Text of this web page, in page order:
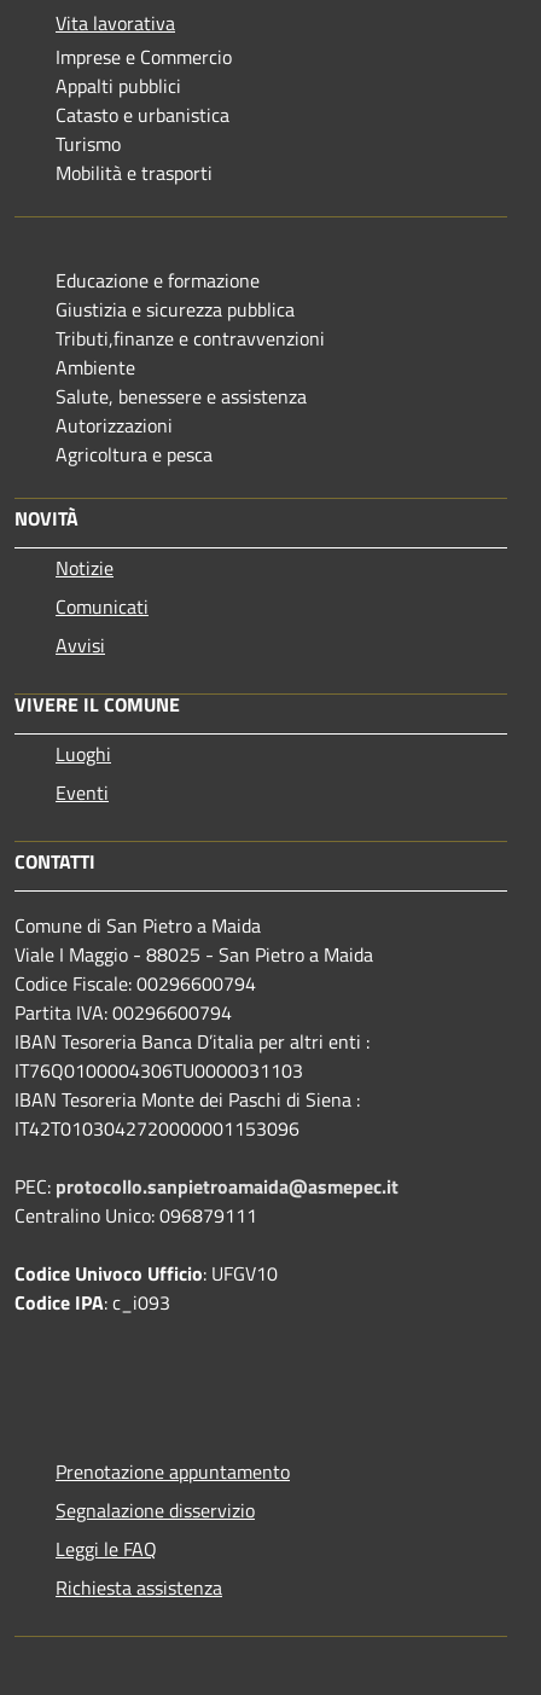
Vita lavorativa
Imprese e Commercio
Appalti pubblici
Catasto e urbanistica
Turismo
Mobilità e trasporti
Educazione e formazione
Giustizia e sicurezza pubblica
Tributi,finanze e contravvenzioni
Ambiente
Salute, benessere e assistenza
Autorizzazioni
Agricoltura e pesca
NOVITÀ
Notizie
Comunicati
Avvisi
VIVERE IL COMUNE
Luoghi
Eventi
CONTATTI
Comune di San Pietro a Maida
Viale I Maggio - 88025 - San Pietro a Maida
Codice Fiscale: 00296600794
Partita IVA: 00296600794
IBAN Tesoreria Banca D’italia per altri enti :
IT76Q0100004306TU0000031103
IBAN Tesoreria Monte dei Paschi di Siena :
IT42T0103042720000001153096
PEC: protocollo.sanpietroamaida@asmepec.it
Centralino Unico: 096879111
Codice Univoco Ufficio: UFGV10
Codice IPA: c_i093
Prenotazione appuntamento
Segnalazione disservizio
Leggi le FAQ
Richiesta assistenza